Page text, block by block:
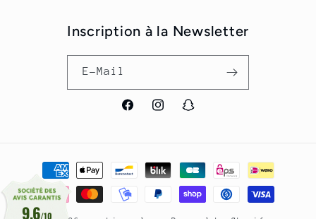
Inscription à la Newsletter
E-Mail
FacebookInstagramSnapchat
Zahlungsmethoden
9.6/10